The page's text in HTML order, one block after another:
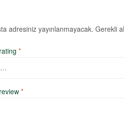
adresiniz yayınlanmayacak. Gerekli
*
*